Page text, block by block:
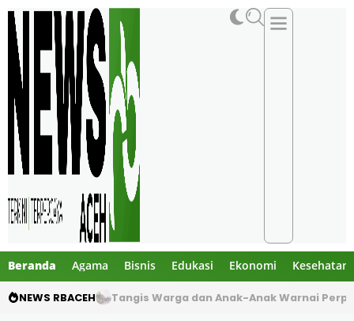
Beranda Agama Bisnis Edukasi Ekonomi Kesehatan
NEWS RBACEH Dua Pelajar Meninggal dalam Kecelakaan